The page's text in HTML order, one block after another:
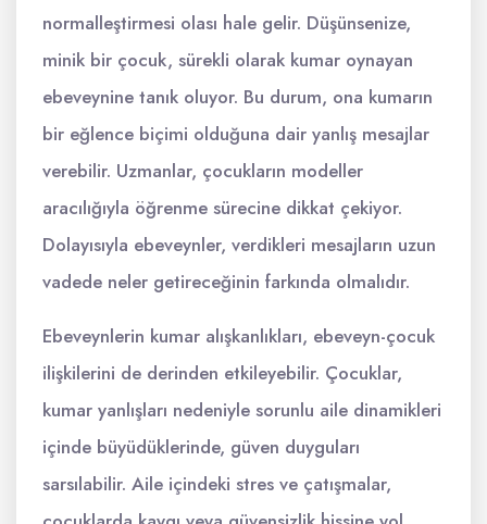
normalleştirmesi olası hale gelir. Düşünsenize,
minik bir çocuk, sürekli olarak kumar oynayan
ebeveynine tanık oluyor. Bu durum, ona kumarın
bir eğlence biçimi olduğuna dair yanlış mesajlar
verebilir. Uzmanlar, çocukların modeller
aracılığıyla öğrenme sürecine dikkat çekiyor.
Dolayısıyla ebeveynler, verdikleri mesajların uzun
vadede neler getireceğinin farkında olmalıdır.
Ebeveynlerin kumar alışkanlıkları, ebeveyn-çocuk
ilişkilerini de derinden etkileyebilir. Çocuklar,
kumar yanlışları nedeniyle sorunlu aile dinamikleri
içinde büyüdüklerinde, güven duyguları
sarsılabilir. Aile içindeki stres ve çatışmalar,